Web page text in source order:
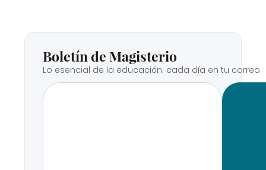
Boletín de Magisterio
Lo esencial de la educación, cada día en tu correo.